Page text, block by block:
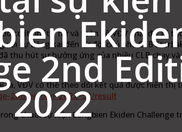
2nd
2022
có ít nhất 1 nữ và toàn bộ VĐV phải đủ 16
sự đăng kai đến từ đội chủ nhà CLB
thu hút sự hưởng ứng của nhiều CLB chạy
ra, VĐV có thể theo dõi kết quả được hiển thị
2nd-edition-2022-53/result
chuỗi sự kiện Longbien Ekiden Challenge